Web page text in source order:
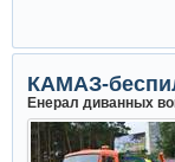
КАМАЗ-
Енерал диванных